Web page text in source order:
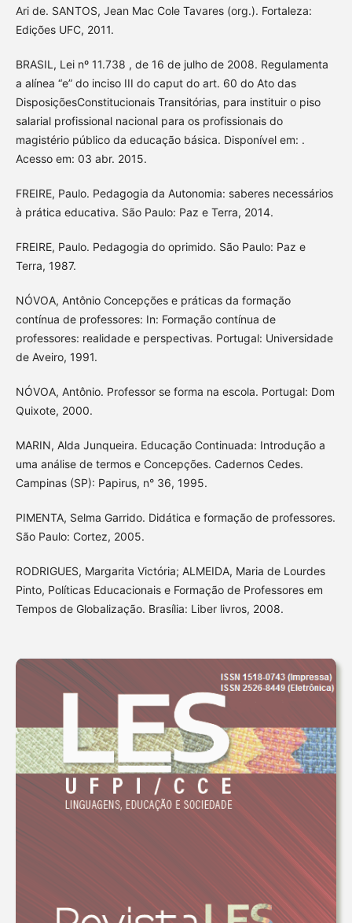
Ari de. SANTOS, Jean Mac Cole Tavares (org.). Fortaleza:
Edições UFC, 2011.
BRASIL, Lei nº 11.738 , de 16 de julho de 2008. Regulamenta
a alínea “e” do inciso III do caput do art. 60 do Ato das
DisposiçõesConstitucionais Transitórias, para instituir o piso
salarial profissional nacional para os profissionais do
magistério público da educação básica. Disponível em: .
Acesso em: 03 abr. 2015.
FREIRE, Paulo. Pedagogia da Autonomia: saberes necessários
à prática educativa. São Paulo: Paz e Terra, 2014.
FREIRE, Paulo. Pedagogia do oprimido. São Paulo: Paz e
Terra, 1987.
NÓVOA, Antônio Concepções e práticas da formação
contínua de professores: In: Formação contínua de
professores: realidade e perspectivas. Portugal: Universidade
de Aveiro, 1991.
NÓVOA, Antônio. Professor se forma na escola. Portugal: Dom
Quixote, 2000.
MARIN, Alda Junqueira. Educação Continuada: Introdução a
uma análise de termos e Concepções. Cadernos Cedes.
Campinas (SP): Papirus, n° 36, 1995.
PIMENTA, Selma Garrido. Didática e formação de professores.
São Paulo: Cortez, 2005.
RODRIGUES, Margarita Victória; ALMEIDA, Maria de Lourdes
Pinto, Políticas Educacionais e Formação de Professores em
Tempos de Globalização. Brasília: Liber livros, 2008.